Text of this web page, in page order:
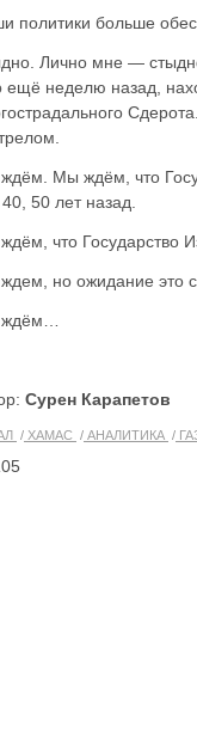
политики больше
Лично мне —
ещё неделю назад,
Мы ждём, что
50 лет назад.
что Государство
но ожидание это
Сурен Карапетов
ХАМАС АНАЛИТИКА